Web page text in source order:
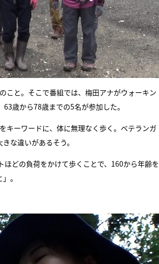
こと。そこで番組では、梅田アナがウォーキン
歳から78歳までの5名が参加した。
キーワードに、体に無理なく歩く。ベテランガ
な違いがあるそう。
どの負荷をかけて歩くことで、160から年齢を
。